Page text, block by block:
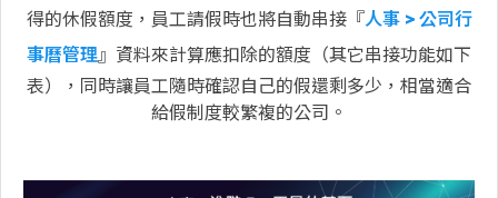
得的休假額度，員工請假時也將自動串接『人事 > 公司行
事曆管理』資料來計算應扣除的額度（其它串接功能如下
表），同時讓員工隨時確認自己的假還剩多少，相當適合
給假制度較繁複的公司。